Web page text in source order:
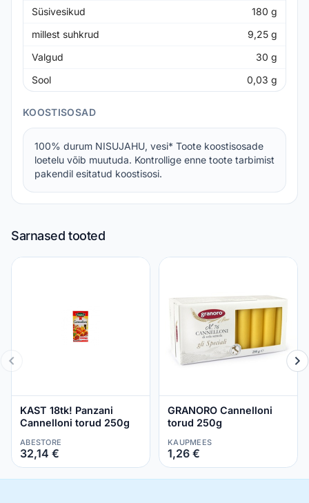
Süsivesikud
180 g
millest suhkrud
9,25 g
Valgud
30 g
Sool
0,03 g
KOOSTISOSAD
100% durum NISUJAHU, vesi* Toote koostisosade
loetelu võib muutuda. Kontrollige enne toote tarbimist
pakendil esitatud koostisosi.
Sarnased tooted
KAST 18tk! Panzani
Cannelloni torud 250g
ABESTORE
32,14 €
GRANORO Cannelloni
torud 250g
KAUPMEES
1,26 €